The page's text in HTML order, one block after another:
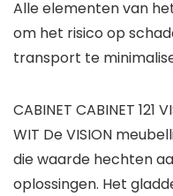
Alle elementen van
om het risico op
transport te
CABINET CABINET 121
WIT De VISION
die waarde hechten
oplossingen. Het